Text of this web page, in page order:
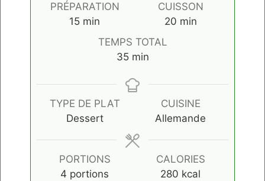
PRÉPARATION
15minutes
min
CUISSON
20minutes
min
TEMPS TOTAL
35minutes
min
TYPE DE PLAT
Dessert
CUISINE
Allemande
PORTIONS
4 portions
CALORIES
280 kcal